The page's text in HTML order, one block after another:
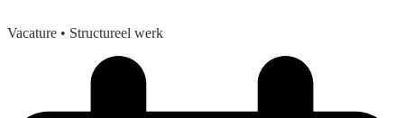
Vacature • Structureel werk